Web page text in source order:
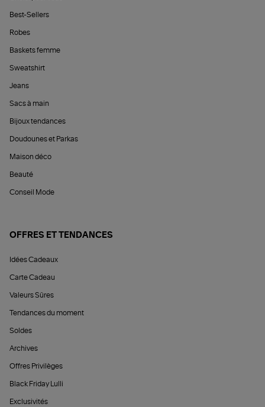
Best-Sellers
Robes
Baskets femme
Sweatshirt
Jeans
Sacs à main
Bijoux tendances
Doudounes et Parkas
Maison déco
Beauté
Conseil Mode
OFFRES ET TENDANCES
Idées Cadeaux
Carte Cadeau
Valeurs Sûres
Tendances du moment
Soldes
Archives
Offres Privilèges
Black Friday Lulli
Exclusivités